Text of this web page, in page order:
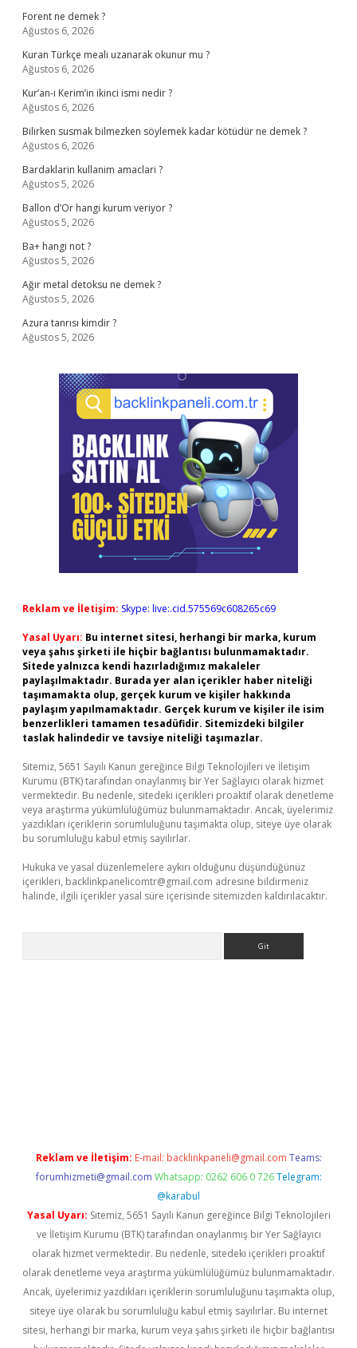
Forent ne demek ?
Ağustos 6, 2026
Kuran Türkçe meali uzanarak okunur mu ?
Ağustos 6, 2026
Kur’an-ı Kerim’in ikinci ismi nedir ?
Ağustos 6, 2026
Bilirken susmak bilmezken söylemek kadar kötüdür ne demek ?
Ağustos 6, 2026
Bardaklarin kullanim amaclari ?
Ağustos 5, 2026
Ballon d’Or hangi kurum veriyor ?
Ağustos 5, 2026
Ba+ hangi not ?
Ağustos 5, 2026
Ağır metal detoksu ne demek ?
Ağustos 5, 2026
Azura tanrısı kimdir ?
Ağustos 5, 2026
Reklam ve İletişim: Skype: live:.cid.575569c608265c69
Yasal Uyarı: Bu internet sitesi, herhangi bir marka, kurum
veya şahıs şirketi ile hiçbir bağlantısı bulunmamaktadır.
Sitede yalnızca kendi hazırladığımız makaleler
paylaşılmaktadır. Burada yer alan içerikler haber niteliği
taşımamakta olup, gerçek kurum ve kişiler hakkında
paylaşım yapılmamaktadır. Gerçek kurum ve kişiler ile isim
benzerlikleri tamamen tesadüfidir. Sitemizdeki bilgiler
taslak halindedir ve tavsiye niteliği taşımazlar.
Sitemiz, 5651 Sayılı Kanun gereğince Bilgi Teknolojileri ve İletişim
Kurumu (BTK) tarafından onaylanmış bir Yer Sağlayıcı olarak hizmet
vermektedir. Bu nedenle, sitedeki içerikleri proaktif olarak denetleme
veya araştırma yükümlülüğümüz bulunmamaktadır. Ancak, üyelerimiz
yazdıkları içeriklerin sorumluluğunu taşımakta olup, siteye üye olarak
bu sorumluluğu kabul etmiş sayılırlar.
Hukuka ve yasal düzenlemelere aykırı olduğunu düşündüğünüz
içerikleri, backlinkpanelicomtr@gmail.com adresine bildirmeniz
halinde, ilgili içerikler yasal süre içerisinde sitemizden kaldırılacaktır.
Reklam ve İletişim: E-mail: backlinkpaneli@gmail.com Teams:
forumhizmeti@gmail.com Whatsapp: 0262 606 0 726 Telegram:
@karabul
Yasal Uyarı: Sitemiz, 5651 Sayılı Kanun gereğince Bilgi Teknolojileri
ve İletişim Kurumu (BTK) tarafından onaylanmış bir Yer Sağlayıcı
olarak hizmet vermektedir. Bu nedenle, sitedeki içerikleri proaktif
olarak denetleme veya araştırma yükümlülüğümüz bulunmamaktadır.
Ancak, üyelerimiz yazdıkları içeriklerin sorumluluğunu taşımakta olup,
siteye üye olarak bu sorumluluğu kabul etmiş sayılırlar. Bu internet
sitesi, herhangi bir marka, kurum veya şahıs şirketi ile hiçbir bağlantısı